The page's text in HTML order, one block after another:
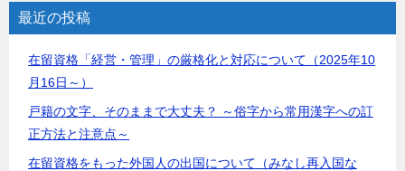
最近の投稿
在留資格「経営・管理」の厳格化と対応について（2025年10
月16日～）
戸籍の文字、そのままで大丈夫？ ～俗字から常用漢字への訂
正方法と注意点～
在留資格をもった外国人の出国について（みなし再入国な